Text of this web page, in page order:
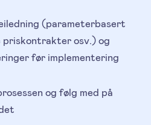
(parameterbasert
priskontrakter osv.) og
før implementering
og følg med på